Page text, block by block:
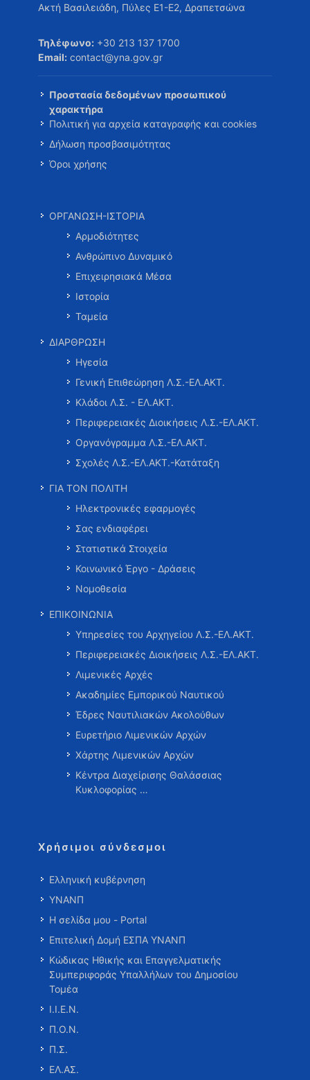
Ακτή Βασιλειάδη, Πύλες Ε1-Ε2, Δραπετσώνα
Τηλέφωνο: +30 213 137 1700
Email: contact@yna.gov.gr
Προστασία δεδομένων προσωπικού
χαρακτήρα
Πολιτική για αρχεία καταγραφής και cookies
Δήλωση προσβασιμότητας
Όροι χρήσης
ΟΡΓΑΝΩΣΗ-ΙΣΤΟΡΙΑ
Αρμοδιότητες
Ανθρώπινο Δυναμικό
Επιχειρησιακά Μέσα
Ιστορία
Ταμεία
ΔΙΑΡΘΡΩΣΗ
Ηγεσία
Γενική Επιθεώρηση Λ.Σ.-ΕΛ.ΑΚΤ.
Κλάδοι Λ.Σ. - ΕΛ.ΑΚΤ.
Περιφερειακές Διοικήσεις Λ.Σ.-ΕΛ.ΑΚΤ.
Οργανόγραμμα Λ.Σ.-ΕΛ.ΑΚΤ.
Σχολές Λ.Σ.-ΕΛ.ΑΚΤ.-Κατάταξη
ΓΙΑ ΤΟΝ ΠΟΛΙΤΗ
Ηλεκτρονικές εφαρμογές
Σας ενδιαφέρει
Στατιστικά Στοιχεία
Κοινωνικό Έργο - Δράσεις
Νομοθεσία
ΕΠΙΚΟΙΝΩΝΙΑ
Υπηρεσίες του Αρχηγείου Λ.Σ.-ΕΛ.ΑΚΤ.
Περιφερειακές Διοικήσεις Λ.Σ.-ΕΛ.ΑΚΤ.
Λιμενικές Αρχές
Ακαδημίες Εμπορικού Ναυτικού
Έδρες Ναυτιλιακών Ακολούθων
Ευρετήριο Λιμενικών Αρχών
Χάρτης Λιμενικών Αρχών
Κέντρα Διαχείρισης Θαλάσσιας
Κυκλοφορίας …
Χρήσιμοι σύνδεσμοι
Ελληνική κυβέρνηση
ΥΝΑΝΠ
Η σελίδα μου - Portal
Επιτελική Δομή ΕΣΠΑ ΥΝΑΝΠ
Κώδικας Ηθικής και Επαγγελματικής
Συμπεριφοράς Υπαλλήλων του Δημοσίου
Τομέα
Ι.Ι.Ε.Ν.
Π.Ο.Ν.
Π.Σ.
ΕΛ.ΑΣ.